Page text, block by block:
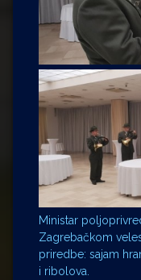
Ministar
Zagrebačkom
priredbe: sajam
i ribolova.